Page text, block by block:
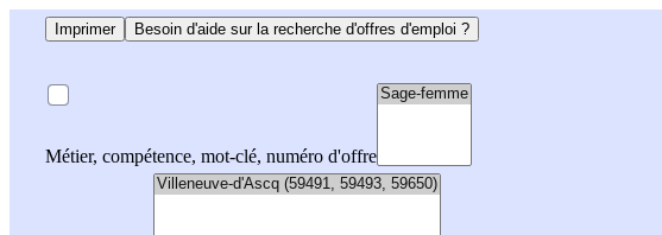
Imprimer Besoin d'aide sur la recherche d'offres d'emploi ?
Métier, compétence, mot-clé, numéro d'offre